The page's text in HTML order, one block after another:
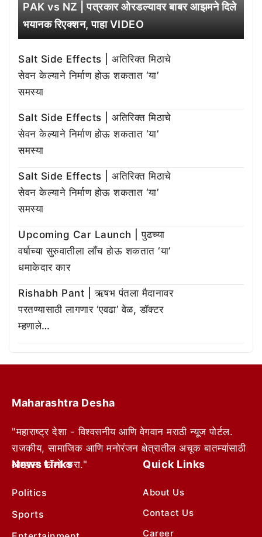
PAK vs NZ | पत्रकार ओरडल्यावर बाबर आझमने दिले
भयानक रिएक्शन, पाहा VIDEO
Salt Side Effects | अतिरिक्त मिठाचे
सेवन केल्याने निर्माण होऊ शकतात ‘या’
समस्या
Salt Side Effects | अतिरिक्त मिठाचे
सेवन केल्याने निर्माण होऊ शकतात ‘या’
समस्या
Salt Side Effects | अतिरिक्त मिठाचे
सेवन केल्याने निर्माण होऊ शकतात ‘या’
समस्या
Upcoming Car Launch | पुढच्या
वर्षाच्या सुरुवातीला लाँच होऊ शकतात ‘या’
धमाकेदार कार
Rishabh Pant | ऋषभ पंतला मैदानावर
परतण्यासाठी लागणार ‘एवढा’ वेळ, डॉक्टर
म्हणाले…
Maharashtra Desha
"महाराष्ट्र देशा - विश्वसनीय आणि वेगवान मराठी न्यूज पोर्टल.
राजकीय, सामाजिक आणि मनोरंजन क्षेत्रातील अचूक बातम्यांसाठी
आम्हाला फॉलो करा."
News Links
Politics
Sports
Quick Links
About Us
Contact Us
Career